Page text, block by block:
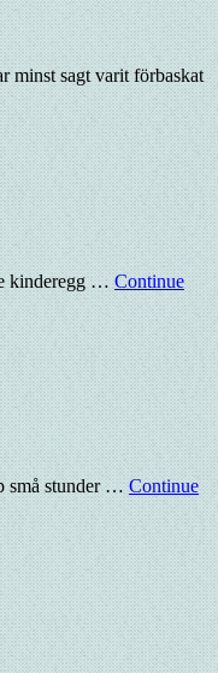
minst sagt varit förbaskat
kinderegg …Continue
små stunder …Continue